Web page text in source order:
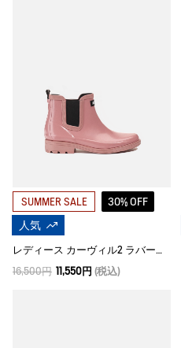
SUMMER SALE
30% OFF
人気
レディース カーヴィル2 ラバーブーツ
16,500円 11,550円 (税込)